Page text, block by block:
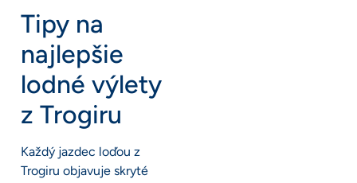
Tipy na
najlepšie
lodné výlety
z Trogiru
Každý jazdec loďou z
Trogiru objavuje skryté